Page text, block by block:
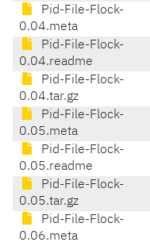
Pid-File-Flock-
0.04.meta
Pid-File-Flock-
0.04.readme
Pid-File-Flock-
0.04.tar.gz
Pid-File-Flock-
0.05.meta
Pid-File-Flock-
0.05.readme
Pid-File-Flock-
0.05.tar.gz
Pid-File-Flock-
0.06.meta